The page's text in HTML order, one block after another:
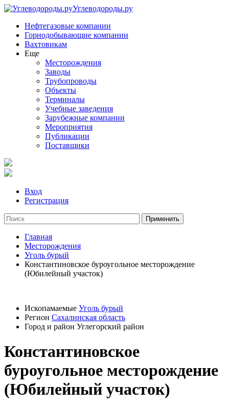
Углеводороды.ру
Нефтегазовые компании
Горнодобывающие компании
Вахтовикам
Еще
Месторождения
Заводы
Трубопроводы
Объекты
Терминалы
Учебные заведения
Зарубежные компании
Мероприятия
Публикации
Поставщики
Вход
Регистрация
Главная
Месторождения
Уголь бурый
Константиновское буроугольное месторождение
(Юбилейный участок)
Ископамаемые Уголь бурый
Регион Сахалинская область
Город и район Углегорский район
Константиновское
буроугольное месторождение
(Юбилейный участок)